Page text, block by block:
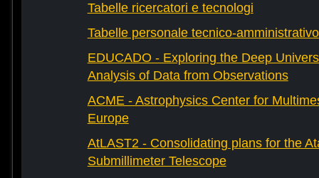
Tabelle ricercatori e tecnologi
Tabelle personale tecnico-amministrativo
EDUCADO - Exploring the Deep
Analysis of Data from Observations
ACME - Astrophysics Center for
Europe
AtLAST2 - Consolidating plans for the
Submillimeter Telescope